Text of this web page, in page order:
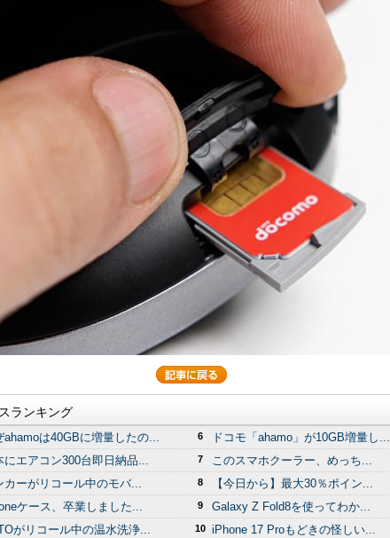
ランキング
ahamoは40GBに増量したの...
にエアコン300台即日納品...
カーがリコール中のモバ...
ケース、卒業しました...
がリコール中の温水洗浄...
6 ドコモ「ahamo」が10GB増量し...
7 このスマホクーラー、めっち...
8 【今日から】最大30％ポイン...
9 Galaxy Z Fold8を使ってわか...
10 iPhone 17 Proもどきの怪しい...